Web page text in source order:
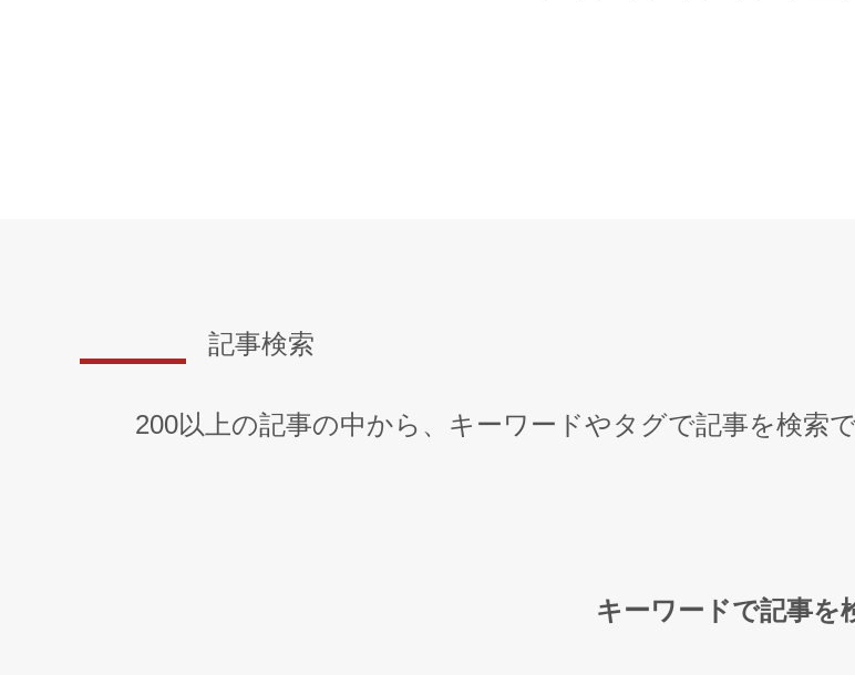
記事検索
200以上の記事の中から、キーワードやタグで記事を検索で
キーワードで記事を